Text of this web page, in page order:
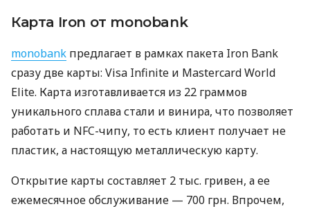
Карта Iron от monobank
monobank предлагает в рамках пакета Iron Bank
сразу две карты: Visa Infinite и Mastercard World
Elite. Карта изготавливается из 22 граммов
уникального сплава стали и винира, что позволяет
работать и NFC-чипу, то есть клиент получает не
пластик, а настоящую металлическую карту.
Открытие карты составляет 2 тыс. гривен, а ее
ежемесячное обслуживание — 700 грн. Впрочем,